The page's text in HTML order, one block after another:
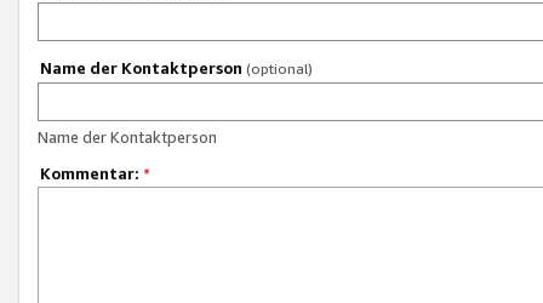
Name der Kontaktperson (optional)
Name der Kontaktperson
Kommentar: *